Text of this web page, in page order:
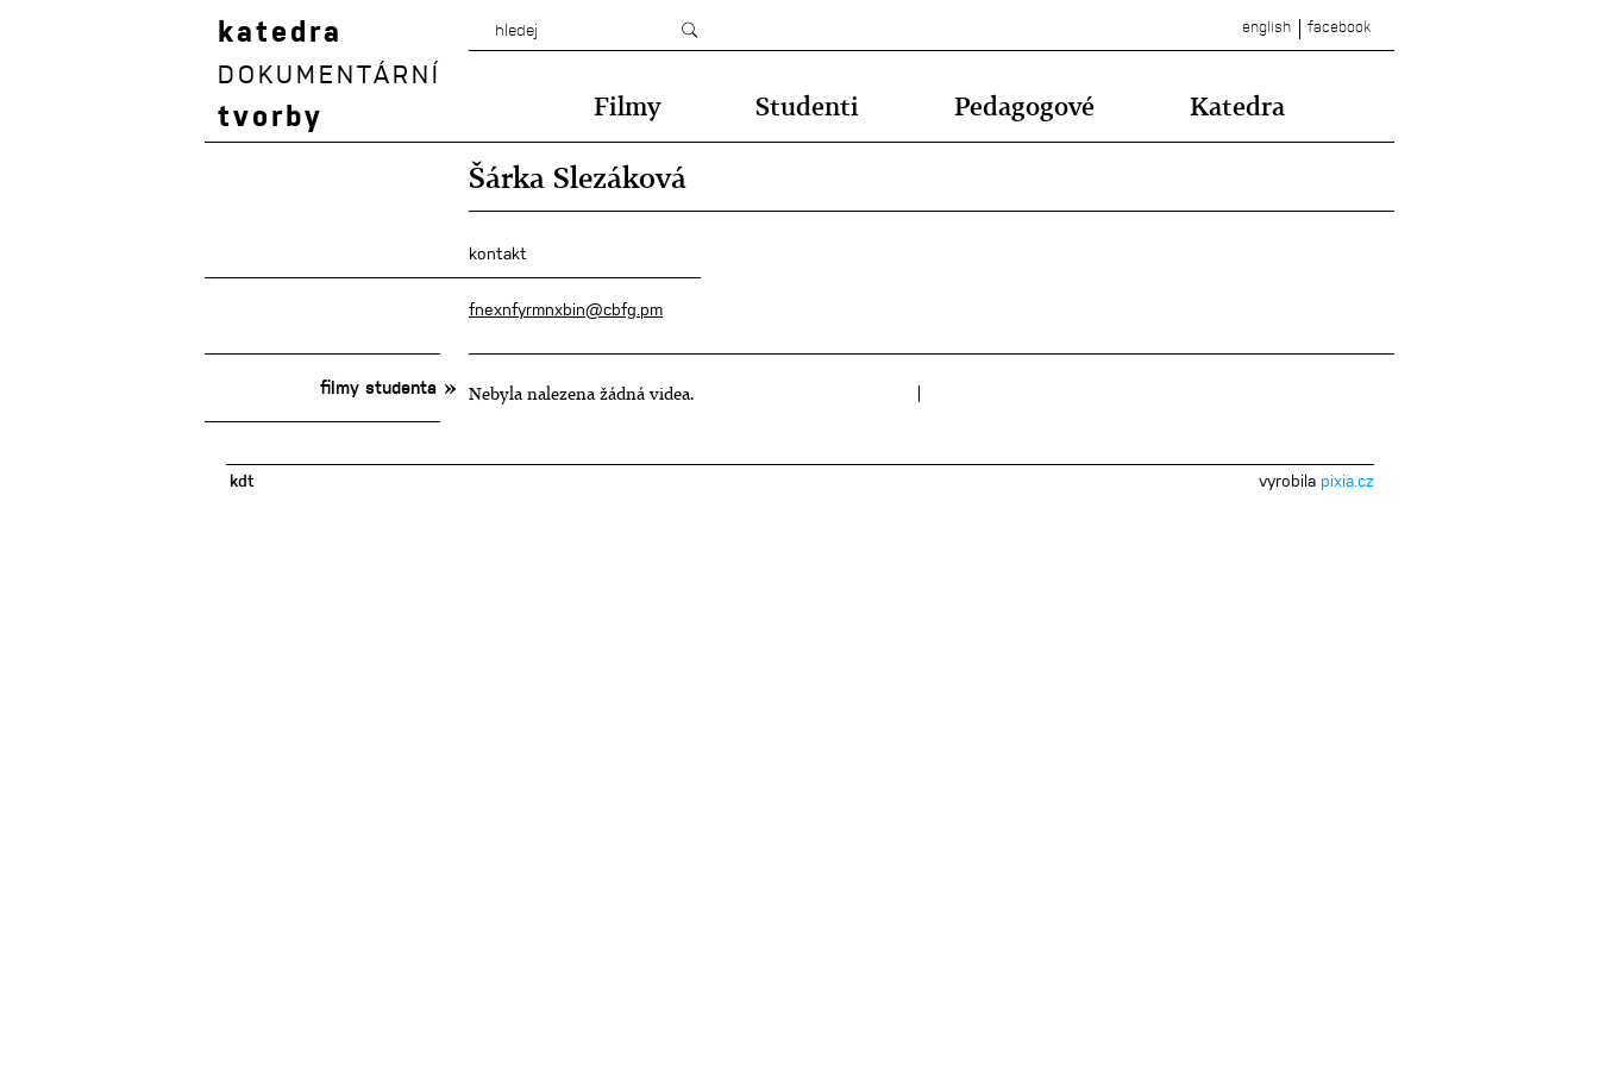
katedra
DOKUMENTÁRNÍ
tvorby
english facebook
Filmy Studenti Pedagogové Katedra
Šárka Slezáková
kontakt
fnexnfyrmnxbin@cbfg.pm
filmy studenta Nebyla nalezena žádná videa.
kdt vyrobila pixia.cz